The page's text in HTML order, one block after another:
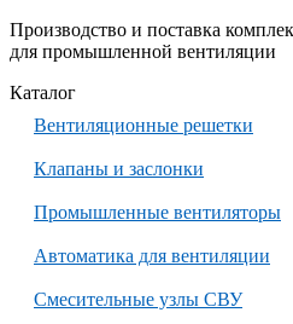
Производство и поставка
для промышленной вентиляции
Каталог
Вентиляционные решетки
Клапаны и заслонки
Промышленные вентиляторы
Автоматика для вентиляции
Смесительные узлы СВУ